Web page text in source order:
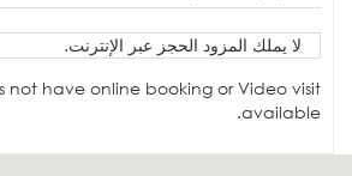
لا يملك المزود الحجز عبر الإنترنت.
not have online booking or Video visit
available.